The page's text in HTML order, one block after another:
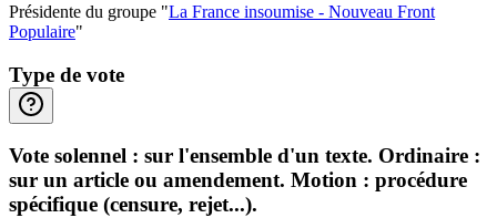
Présidente du groupe "La France insoumise - Nouveau Front
Populaire"
Type de vote
Vote solennel : sur l'ensemble d'un texte. Ordinaire :
sur un article ou amendement. Motion : procédure
spécifique (censure, rejet...).